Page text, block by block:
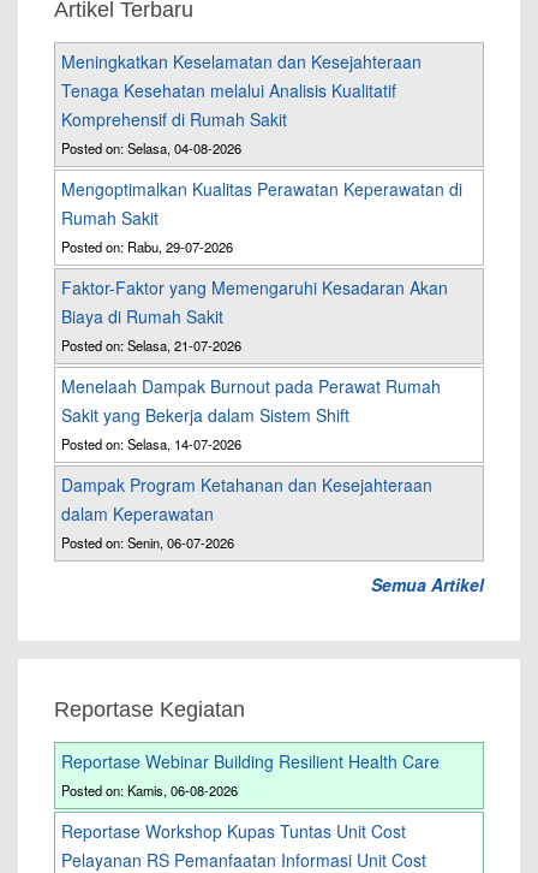
Artikel Terbaru
Meningkatkan Keselamatan dan Kesejahteraan
Tenaga Kesehatan melalui Analisis Kualitatif
Komprehensif di Rumah Sakit
Posted on: Selasa, 04-08-2026
Mengoptimalkan Kualitas Perawatan Keperawatan di
Rumah Sakit
Posted on: Rabu, 29-07-2026
Faktor-Faktor yang Memengaruhi Kesadaran Akan
Biaya di Rumah Sakit
Posted on: Selasa, 21-07-2026
Menelaah Dampak Burnout pada Perawat Rumah
Sakit yang Bekerja dalam Sistem Shift
Posted on: Selasa, 14-07-2026
Dampak Program Ketahanan dan Kesejahteraan
dalam Keperawatan
Posted on: Senin, 06-07-2026
Semua Artikel
Reportase Kegiatan
Reportase Webinar Building Resilient Health Care
Posted on: Kamis, 06-08-2026
Reportase Workshop Kupas Tuntas Unit Cost
Pelayanan RS Pemanfaatan Informasi Unit Cost